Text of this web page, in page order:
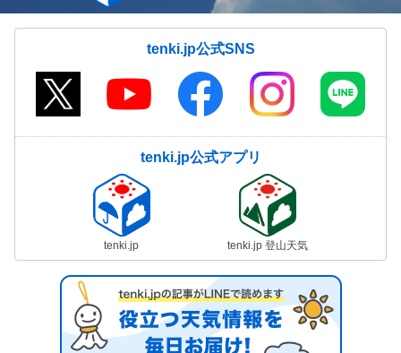
tenki.jp公式SNS
tenki.jp公式アプリ
tenki.jp tenki.jp 登山天気